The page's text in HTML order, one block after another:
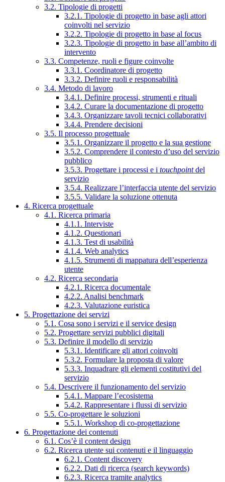
3.2. Tipologie di progetti
3.2.1. Tipologie di progetto in base agli attori
coinvolti nel servizio
3.2.2. Tipologie di progetto in base al focus
3.2.3. Tipologie di progetto in base all’ambito di
intervento
3.3. Competenze, ruoli e figure coinvolte
3.3.1. Coordinatore di progetto
3.3.2. Definire ruoli e responsabilità
3.4. Metodo di lavoro
3.4.1. Definire processi, strumenti e rituali
3.4.2. Curare la documentazione di progetto
3.4.3. Organizzare tavoli tecnici collaborativi
3.4.4. Prendere decisioni
3.5. Il processo progettuale
3.5.1. Organizzare il progetto e la sua gestione
3.5.2. Comprendere il contesto d’uso del servizio
pubblico
3.5.3. Progettare i processi e i touchpointdel
servizio
3.5.4. Realizzare l’interfaccia utente del servizio
3.5.5. Validare la soluzione ottenuta
4. Ricerca progettuale
4.1. Ricerca primaria
4.1.1. Interviste
4.1.2. Questionari
4.1.3. Test di usabilità
4.1.4. Web analytics
4.1.5. Strumenti di mappatura dell’esperienza
utente
4.2. Ricerca secondaria
4.2.1. Ricerca documentale
4.2.2. Analisi benchmark
4.2.3. Valutazione euristica
5. Progettazione dei servizi
5.1. Cosa sono i servizi e il service design
5.2. Progettare servizi pubblici digitali
5.3. Definire il modello di servizio
5.3.1. Identificare gli attori coinvolti
5.3.2. Formulare la proposta di valore
5.3.3. Inquadrare gli elementi costitutivi del
servizio
5.4. Descrivere il funzionamento del servizio
5.4.1. Mappare l’ecosistema
5.4.2. Rappresentare i flussi di servizio
5.5. Co-progettare le soluzioni
5.5.1. Workshop di co-progettazione
6. Progettazione dei contenuti
6.1. Cos’è il content design
6.2. Ricerca utente sui contenuti e il linguaggio
6.2.1. Content discovery
6.2.2. Dati di ricerca (search keywords)
6.2.3. Ricerca tramite analytics